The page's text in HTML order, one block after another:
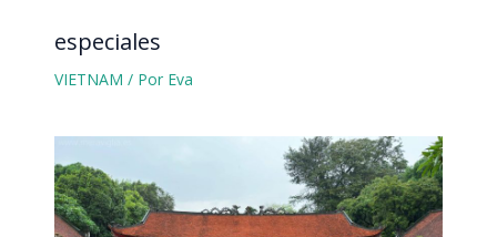
especiales
VIETNAM / Por Eva